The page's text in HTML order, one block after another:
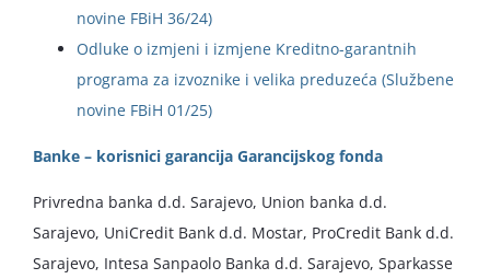
novine FBiH 36/24)
Odluke o izmjeni i izmjene Kreditno-garantnih
programa za izvoznike i velika preduzeća (Službene
novine FBiH 01/25)
Banke – korisnici garancija Garancijskog fonda
Privredna banka d.d. Sarajevo, Union banka d.d.
Sarajevo, UniCredit Bank d.d. Mostar, ProCredit Bank d.d.
Sarajevo, Intesa Sanpaolo Banka d.d. Sarajevo, Sparkasse